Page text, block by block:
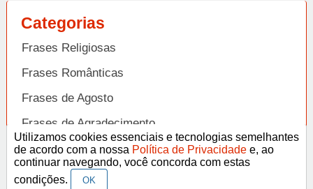
Categorias
Frases Religiosas
Frases Românticas
Frases de Agosto
Frases de Agradecimento
Frases de Amizade
Frases de Amor
Abrir
Utilizamos cookies essenciais e tecnologias semelhantes
de acordo com a nossa Política de Privacidade e, ao
continuar navegando, você concorda com estas
condições.
OK